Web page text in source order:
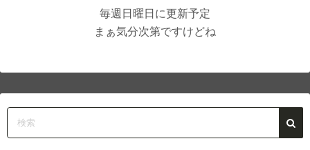
毎週日曜日に更新予定
まぁ気分次第ですけどね